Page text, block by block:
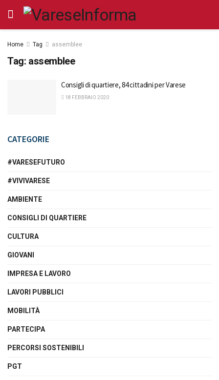
Home Tag assemblee
Tag: assemblee
Consigli di quartiere, 84 cittadini per Varese
18 FEBBRAIO 2020
CATEGORIE
#VARESEFUTURO
#VIVIVARESE
AMBIENTE
CONSIGLI DI QUARTIERE
CULTURA
GIOVANI
IMPRESA E LAVORO
LAVORI PUBBLICI
MOBILITÀ
PARTECIPA
PERCORSI SOSTENIBILI
PGT